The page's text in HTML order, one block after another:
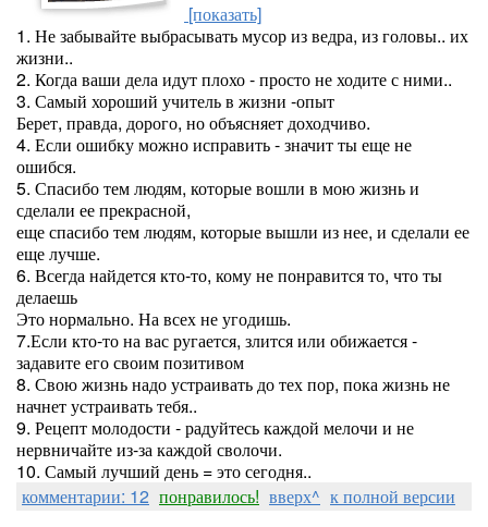
[показать]
1. Не забывайте выбрасывать мусор из ведра, из головы.. их
жизни..
2. Когда ваши дела идут плохо - просто не ходите с ними..
3. Самый хороший учитель в жизни -опыт
Берет, правда, дорого, но объясняет доходчиво.
4. Если ошибку можно исправить - значит ты еще не
ошибся.
5. Спасибо тем людям, которые вошли в мою жизнь и
сделали ее прекрасной,
еще спасибо тем людям, которые вышли из нее, и сделали ее
еще лучше.
6. Всегда найдется кто-то, кому не понравится то, что ты
делаешь
Это нормально. На всех не угодишь.
7.Если кто-то на вас ругается, злится или обижается -
задавите его своим позитивом
8. Свою жизнь надо устраивать до тех пор, пока жизнь не
начнет устраивать тебя..
9. Рецепт молодости - радуйтесь каждой мелочи и не
нервничайте из-за каждой сволочи.
10. Самый лучший день = это сегодня..
комментарии: 12 понравилось! вверх^ к полной версии